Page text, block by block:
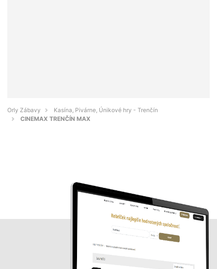
Orly Zábavy
Kasína, Pivárne, Únikové hry - Trenčín
CINEMAX TRENČÍN MAX